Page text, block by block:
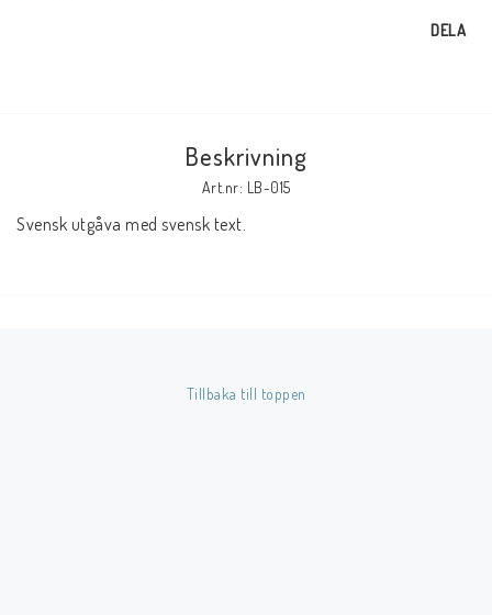
Kontaktformulär
Betala enkelt i förskott till konto i Nordea eller med Swish.
DELA
Beskrivning
Art.nr: LB-015
Svensk utgåva med svensk text.
Tillbaka till toppen